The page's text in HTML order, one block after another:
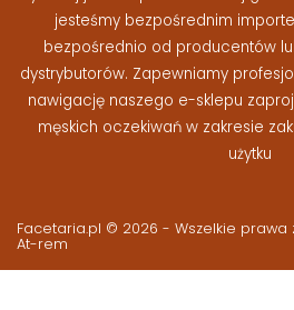
jesteśmy bezpośrednim
bezpośrednio od producentów
dystrybutorów. Zapewniamy
nawigację naszego e-sklepu
męskich oczekiwań w zakresie
użytku
Facetaria.pl © 2026 - Wszelkie prawa
At-rem